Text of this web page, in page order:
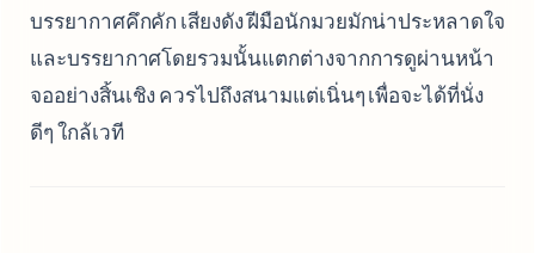
บรรยากาศคึกคัก เสียงดัง ฝีมือนักมวยมักน่าประหลาดใจ
และบรรยากาศโดยรวมนั้นแตกต่างจากการดูผ่านหน้า
จออย่างสิ้นเชิง ควรไปถึงสนามแต่เนิ่นๆ เพื่อจะได้ที่นั่ง
ดีๆ ใกล้เวที